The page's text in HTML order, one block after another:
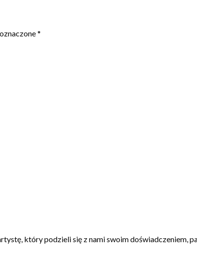
*
który podzieli się z nami swoim doświadczeniem,